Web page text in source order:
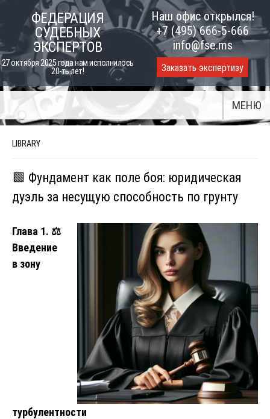
content
ФЕДЕРАЦИЯ
СУДЕБНЫХ
ЭКСПЕРТОВ
27 октября 2025 года нам исполнилось
20-ть лет!
Наш офис открылся!
+7 (495) 666-5-666
info@fse.ms
Заказать экспертизу
МЕНЮ
LIBRARY
🟩 Фундамент как поле боя: юридическая
дуэль за несущую способность по грунту
Глава 1. ⚖️
Введение
в зону
турбулентности